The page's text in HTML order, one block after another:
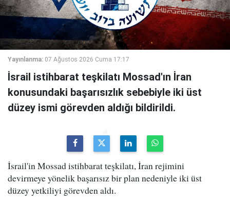
Yayınlanma: 07 Ağustos 2026 Cuma 17:17
İsrail istihbarat teşkilatı Mossad'ın İran
konusundaki başarısızlık sebebiyle iki üst
düzey ismi görevden aldığı bildirildi.
İsrail'in Mossad istihbarat teşkilatı, İran rejimini
devirmeye yönelik başarısız bir plan nedeniyle iki üst
düzey yetkiliyi görevden aldı.